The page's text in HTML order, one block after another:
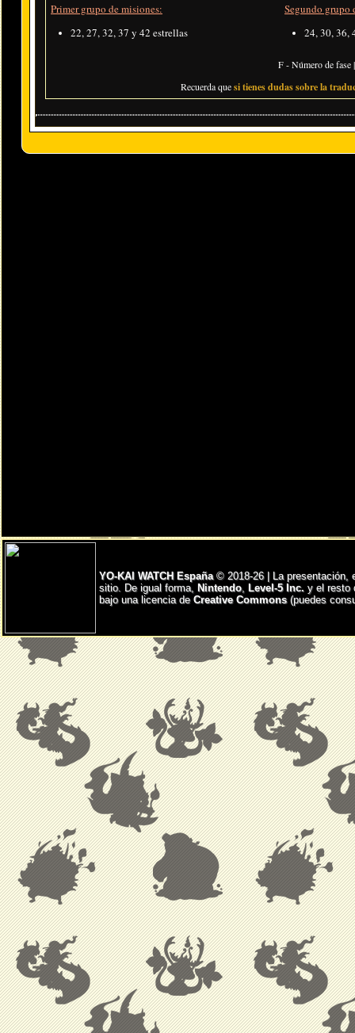
Primer grupo de misiones:
22, 27, 32, 37 y 42 estrellas
Segundo grupo
24, 30, 36,
F - Número de fase
Recuerda quesi tienes dudas sobre la
YO-KAI WATCH España © 2018-26 | La presentación,
sitio. De igual forma, Nintendo, Level-5 Inc. y el resto
bajo una licencia de Creative Commons(puedes